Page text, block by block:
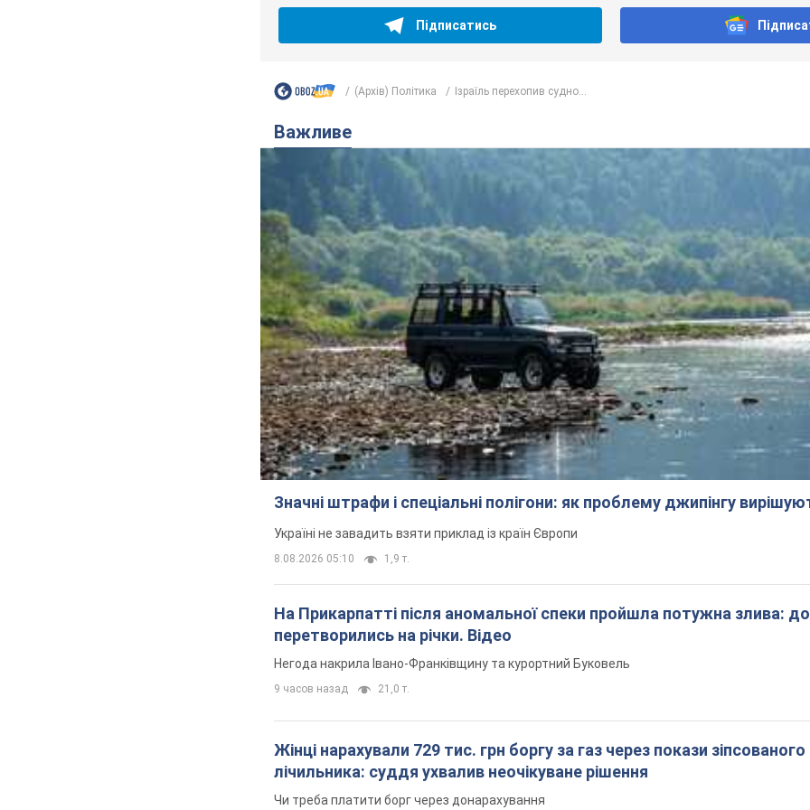
Підписатись
(Архів) Політика Ізраїль перехопив судно...
Важливе
Значні штрафи і спеціальні полігони: як проблему джипінгу
Україні не завадить взяти приклад із країн Європи
8.08.2026 05:10 1,9 т.
На Прикарпатті після аномальної спеки пройшла потужна злива:
перетворились на річки. Відео
Негода накрила Івано-Франківщину та курортний Буковель
9 часов назад 21,0 т.
Жінці нарахували 729 тис. грн боргу за газ через покази зіпсованого
лічильника: суддя ухвалив неочікуване рішення
Чи треба платити борг через донарахування